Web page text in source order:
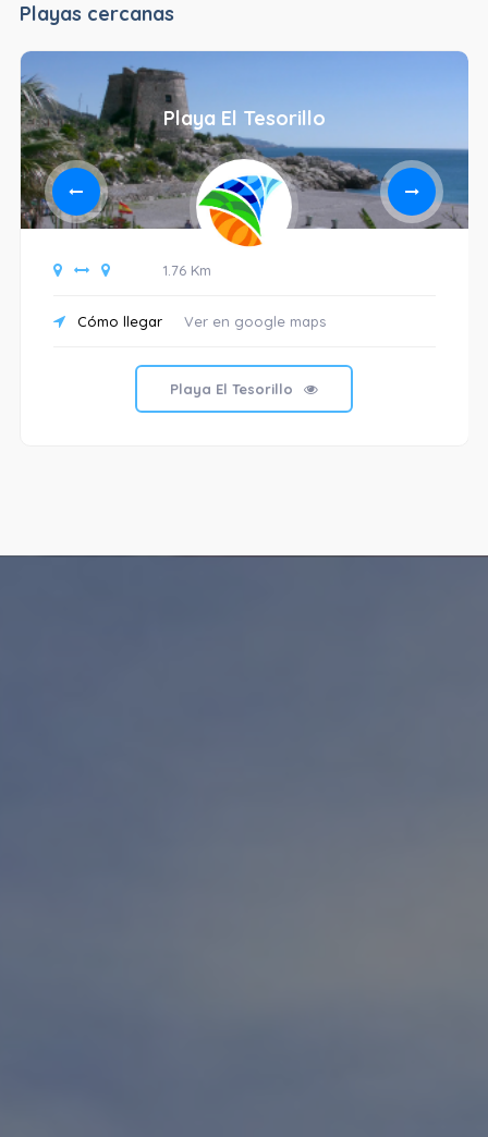
Playas cercanas
Playa El Tesorillo
1.76 Km
Cómo llegar Ver en google maps
Playa El Tesorillo